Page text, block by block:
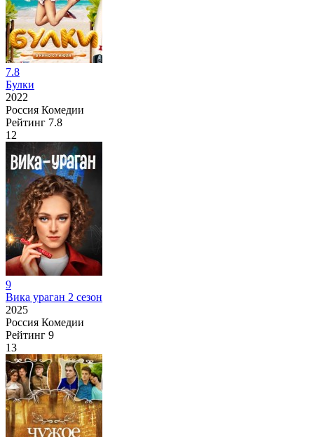
7.8
Булки
2022
Россия Комедии
Рейтинг 7.8
12
9
Вика ураган 2 сезон
2025
Россия Комедии
Рейтинг 9
13